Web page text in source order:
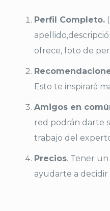
Perfil Completo.
ofrece, foto de
Esto te inspirará
Amigos en
red podrán darte
trabajo del
Precios. Tener un
ayudarte a